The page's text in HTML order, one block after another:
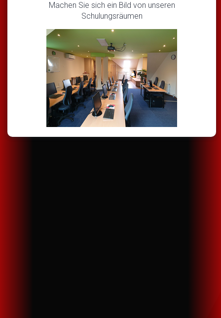
Machen Sie sich ein Bild von unseren
Schulungsräumen